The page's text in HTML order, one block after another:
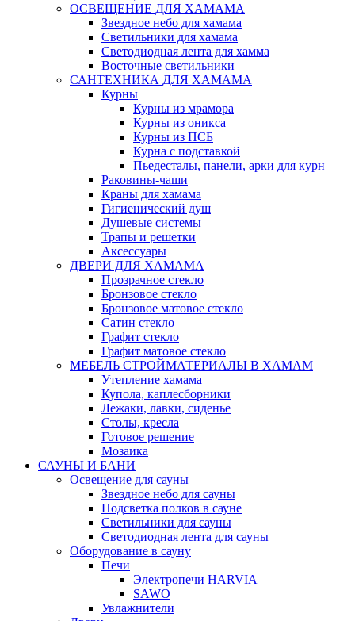
ОСВЕЩЕНИЕ ДЛЯ ХАМАМА
Звездное небо для хамама
Светильники для хамама
Светодиодная лента для хамма
Восточные светильники
САНТЕХНИКА ДЛЯ ХАМАМА
Курны
Курны из мрамора
Курны из оникса
Курны из ПСБ
Курна с подставкой
Пьедесталы, панели, арки для курн
Раковины-чаши
Краны для хамама
Гигиенический душ
Душевые системы
Трапы и решетки
Аксессуары
ДВЕРИ ДЛЯ ХАМАМА
Прозрачное стекло
Бронзовое стекло
Бронзовое матовое стекло
Сатин стекло
Графит стекло
Графит матовое стекло
МЕБЕЛЬ СТРОЙМАТЕРИАЛЫ В ХАМАМ
Утепление хамама
Купола, каплесборники
Лежаки, лавки, сиденье
Столы, кресла
Готовое решение
Мозаика
САУНЫ И БАНИ
Освещение для сауны
Звездное небо для сауны
Подсветка полков в сауне
Светильники для сауны
Светодиодная лента для сауны
Оборудование в сауну
Печи
Электропечи HARVIA
SAWO
Увлажнители